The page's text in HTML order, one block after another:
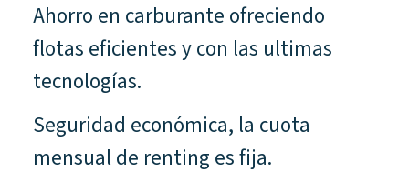
Ahorro en carburante ofreciendo
flotas eficientes y con las ultimas
tecnologías.
Seguridad económica, la cuota
mensual de renting es fija.